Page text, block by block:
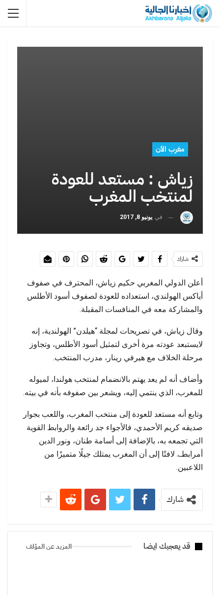
مغرب الأن
زياش : مستعد للعودة
لمنتخب المغرب
في يونيو 8, 2017
شارك
أعلن الدولي المغربي حكيم زياش، المحترف في صفوف
أياكس الهولندي، استعداده للعودة لصفوف أسود الأطلس
والمشاركة معه في المنافسات المقبلة.
وقال زياش، في تصريحات لمجلة “هيلدن” الهولندية، إنه
لايستبعد عودته مرة أخرى لتمثيل أسود الأطلس، وتجاوز
مرحلة الخلاف مع هيرفي رينار، مدرب المنتخب.
وأضاف أنه لم يعد يهتم بالانضمام لمنتخب هولندا، لميوله
للمغرب، الذي ينتمي إليه، ويشعر بين صفوفه بأنه في بيته.
وتابع أنه مستعد للعودة إلى منتخب المغرب، واللعب بجوار
صديقه كريم الأحمدي، فالأجواء جد رائعة والروابط القوية
التي تجمعه به، بالإضافة إلى أسامة طنان، ونور الدين
أمرابطـ، لافتًا إلى أن المغرب يمتلك جيلًا متميزًا من
اللاعبين.
شارك
قد يعجبك ايضا المزيد عن المؤلف